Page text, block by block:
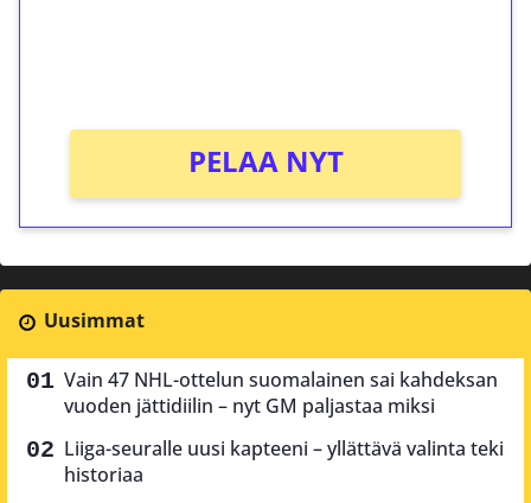
PELAA NYT
Uusimmat
Vain 47 NHL-ottelun suomalainen sai kahdeksan
vuoden jättidiilin – nyt GM paljastaa miksi
Liiga-seuralle uusi kapteeni – yllättävä valinta teki
historiaa